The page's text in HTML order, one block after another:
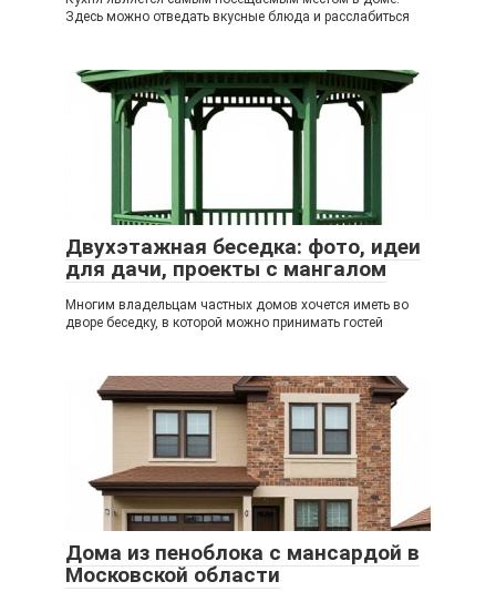
Здесь можно отведать вкусные блюда и расслабиться
Двухэтажная беседка: фото, идеи
для дачи, проекты с мангалом
Многим владельцам частных домов хочется иметь во
дворе беседку, в которой можно принимать гостей
Дома из пеноблока с мансардой в
Московской области